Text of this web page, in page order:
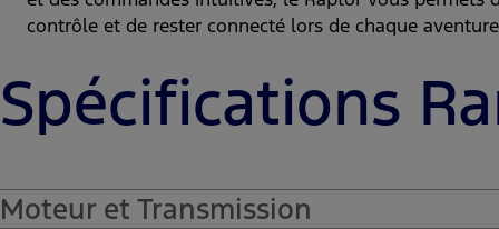
contrôle et de rester connecté lors de chaque
Spécifications
Moteur et Transmission